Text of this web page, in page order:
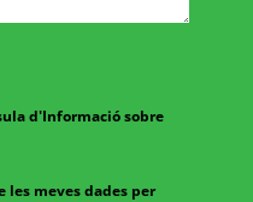
d'Informació sobre
meves dades per